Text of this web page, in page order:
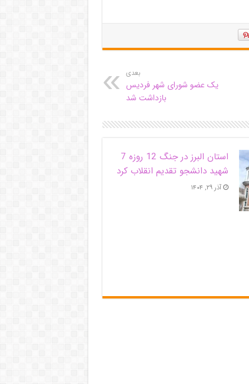
بعدی
یک عضو شورای شهر فردیس
بازداشت شد
استان البرز در جنگ 12 روزه 7
شهید دانشجو تقدیم انقلاب کرد
آذر ۲۹, ۱۴۰۴